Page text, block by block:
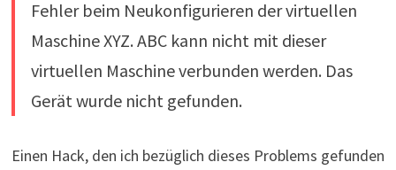
Fehler beim Neukonfigurieren der virtuellen
Maschine XYZ. ABC kann nicht mit dieser
virtuellen Maschine verbunden werden. Das
Gerät wurde nicht gefunden.
Einen Hack, den ich bezüglich dieses Problems gefunden